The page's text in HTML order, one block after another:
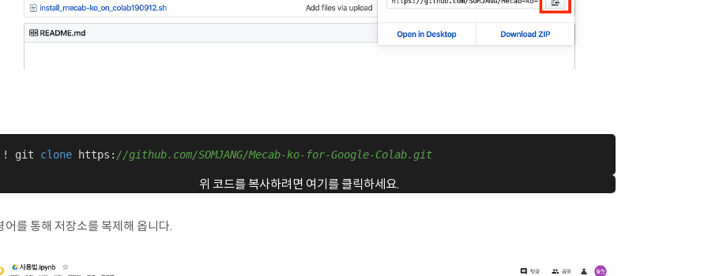
git clone https: //github.com/SOMJANG/Mecab-ko-for-Google-Colab.git
위 코드를 복사하려면 여기를 클릭하세요.
어를 통해 저장소를 복제해 옵니다.